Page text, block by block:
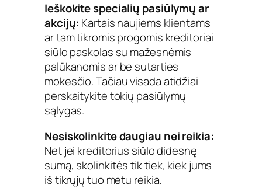
Ieškokite specialių pasiūlymų ar
akcijų: Kartais naujiems klientams
ar tam tikromis progomis kreditoriai
siūlo paskolas su mažesnėmis
palūkanomis ar be sutarties
mokesčio. Tačiau visada atidžiai
perskaitykite tokių pasiūlymų
sąlygas.
Nesiskolinkite daugiau nei reikia:
Net jei kreditorius siūlo didesnę
sumą, skolinkitės tik tiek, kiek jums
iš tikrųjų tuo metu reikia.